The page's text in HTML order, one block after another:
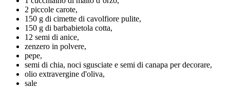
2 piccole carote,
150 g di cimette di cavolfiore pulite,
150 g di barbabietola cotta,
12 semi di anice,
zenzero in polvere,
pepe,
semi di chia, noci sgusciate e semi di canapa per decorare,
olio extravergine d'oliva,
sale